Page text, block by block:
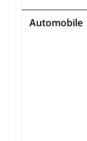
Automobile